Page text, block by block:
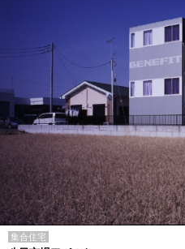
集合住宅